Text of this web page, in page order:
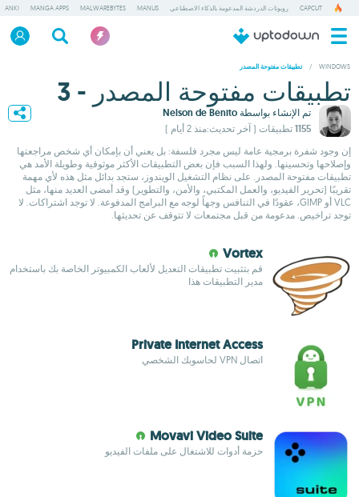
CAPCUT روبوتات الدردشة المدعومة بالذكاء الاصطناعي MANUS
MALWAREBYTES
MANGA APPS
ANKI
WINDOWS
/ تطبيقات مفتوحة المصدر
تطبيقات مفتوحة المصدر - 3
تم الإنشاء بواسطة Nelson de Benito
1155 تطبيقات
( آخر تحديث:منذ 2 أيام )
إن وجود شفرة برمجية عامة ليس مجرد فلسفة: بل يعني أن بإمكان أي شخص مراجعتها
وإصلاحها وتحسينها. ولهذا السبب فإن بعض التطبيقات الأكثر موثوقية وطويلة الأمد هي
تطبيقات مفتوحة المصدر. على نظام التشغيل الويندوز، ستجد بدائل مثل هذه لأي مهمة
تقريبًا (تحرير الفيديو، والعمل المكتبي، والأمن، والتطوير) وقد أمضى العديد منها، مثل
VLC أو GIMP، عقودًا في التنافس وجهاً لوجه مع البرامج المدفوعة. لا توجد اشتراكات. لا
توجد تراخيص. مدعومة من قبل مجتمعات لا تتوقف عن تحديثها.
Vortex
قم بتثبيت تطبيقات التعديل لألعاب الكمبيوتر الخاصة بك باستخدام
مدير التطبيقات هذا
Private Internet Access
اتصال VPN لحاسوبك الشخصي
Movavi Video Suite
حزمة أدوات للاشتغال على ملفات الفيديو